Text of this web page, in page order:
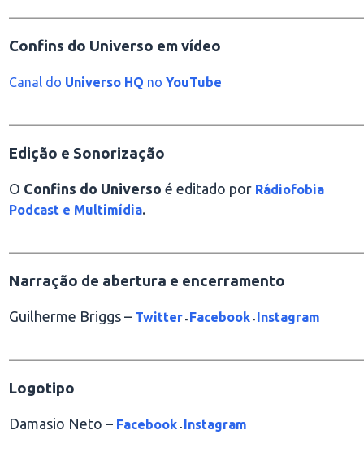
Confins do Universo em vídeo
Canal do Universo HQ no YouTube
Edição e Sonorização
O Confins do Universo é editado por Rádiofobia
Podcast e Multimídia.
Narração de abertura e encerramento
Guilherme Briggs – Twitter - Facebook - Instagram
Logotipo
Damasio Neto – Facebook - Instagram